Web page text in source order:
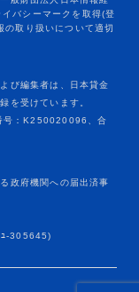
び編集者は、日本貸金
を受けています。
号：K250020096、合
政府機関への届出済事
ﾕ-305645)